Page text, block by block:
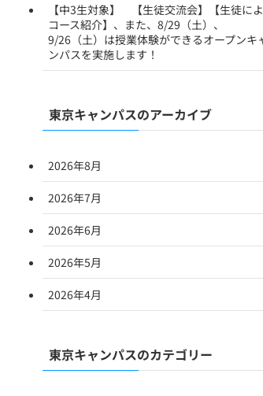
【中3生対象】 【生徒交流会】【生徒に
コース紹介】、また、8/29（土）、
9/26（土）は授業体験ができるオープンキ
ンパスを実施します！
東京キャンパスのアーカイブ
2026年8月
2026年7月
2026年6月
2026年5月
2026年4月
東京キャンパスのカテゴリー